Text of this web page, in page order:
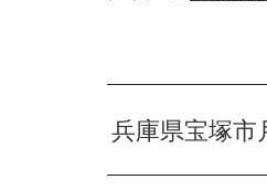
兵庫県宝塚市